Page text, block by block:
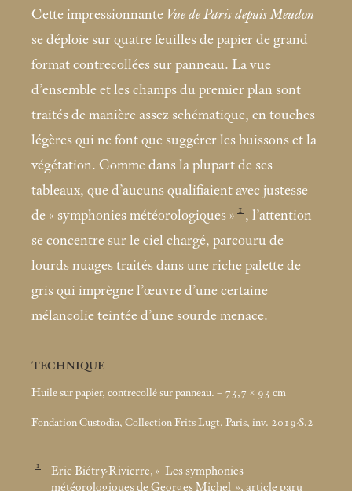
Cette impressionnante Vue de Paris depuis Meudon
se déploie sur quatre feuilles de papier de grand
format contrecollées sur panneau. La vue
d’ensemble et les champs du premier plan sont
traités de manière assez schématique, en touches
légères qui ne font que suggérer les buissons et la
végétation. Comme dans la plupart de ses
tableaux, que d’aucuns qualifiaient avec justesse
de « symphonies météorologiques » 1 , l’attention
se concentre sur le ciel chargé, parcouru de
lourds nuages traités dans une riche palette de
gris qui imprègne l’œuvre d’une certaine
mélancolie teintée d’une sourde menace.
TECHNIQUE
Huile sur papier, contrecollé sur panneau. – 73,7 × 93 cm
Fondation Custodia, Collection Frits Lugt, Paris, inv. 2019-S.2
1 Eric Biétry-Rivierre, « Les symphonies
météorologiques de Georges Michel », article paru